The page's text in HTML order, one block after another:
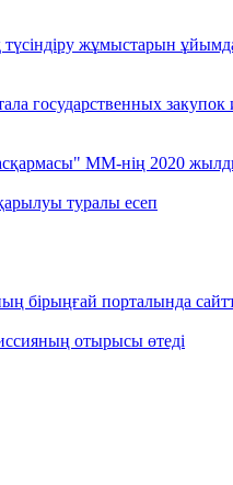
жұмыстарын
государственных
ММ-нің 2020
туралы есеп
бірыңғай порталында
отырысы өтеді